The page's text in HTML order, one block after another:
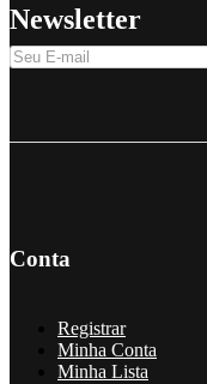
Newsletter
Conta
Registrar
Minha Conta
Minha Lista